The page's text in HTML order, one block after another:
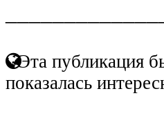
Эта публикация
показалась